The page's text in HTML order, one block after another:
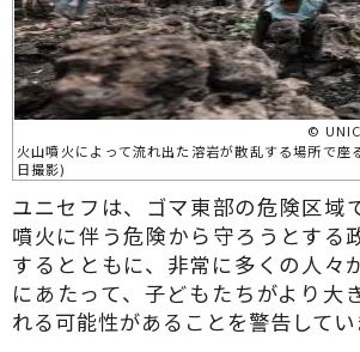
©
火山噴火によって流れ出た溶岩が散乱する場所で座
日撮影)
ユニセフは、ゴマ東部の危険区域
噴火に伴う危険から守ろうとする
するとともに、非常に多くの人々
にあたって、子どもたちがより大
れる可能性があることを警告してい